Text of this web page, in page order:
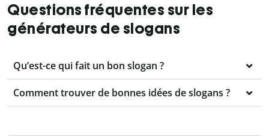
Questions fréquentes sur les
générateurs de slogans
Qu’est-ce qui fait un bon slogan ?
Comment trouver de bonnes idées de slogans ?